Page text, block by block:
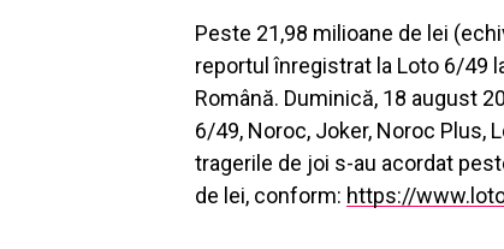
Peste 21,98 milioane de lei
reportul înregistrat la Loto 6/49
Română. Duminică, 18 august
6/49, Noroc, Joker, Noroc Plus,
tragerile de joi s-au acordat
de lei, conform: https://